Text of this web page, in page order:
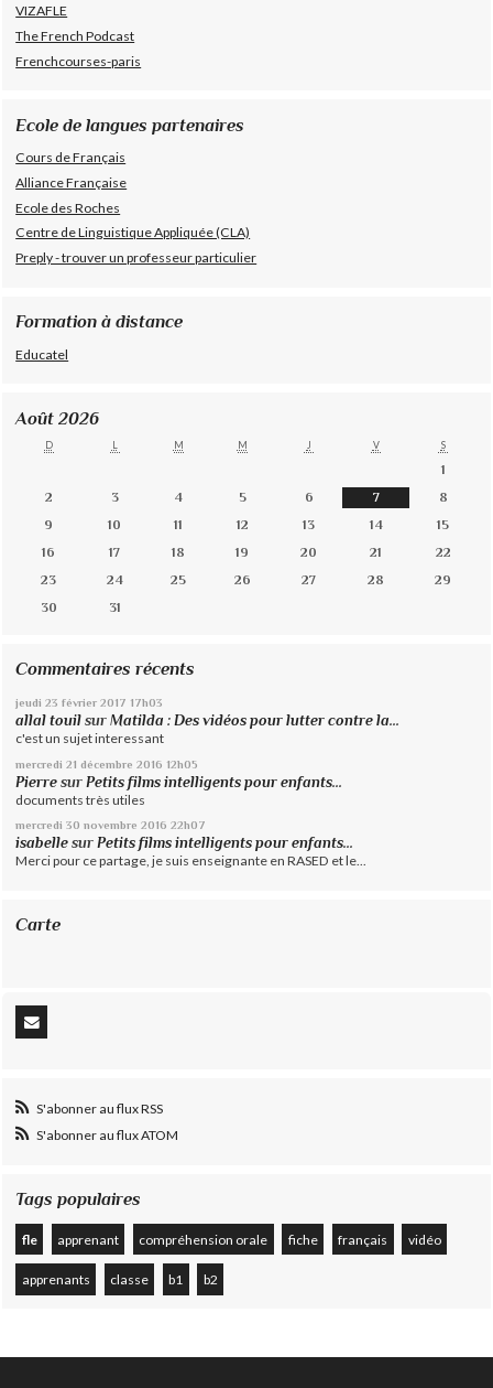
VIZAFLE
The French Podcast
Frenchcourses-paris
Ecole de langues partenaires
Cours de Français
Alliance Française
Ecole des Roches
Centre de Linguistique Appliquée (CLA)
Preply - trouver un professeur particulier
Formation à distance
Educatel
Août 2026
D L M M J V S
1
2
3 4 5 6 7
8
9
10 11 12 13 14
15
16
17 18 19 20 21
22
23
24 25 26 27 28
29
30
31
Commentaires récents
jeudi 23 février 2017 17h03
allal touil surMatilda : Des vidéos pour lutter contre la...
c'est un sujet interessant
mercredi 21 décembre 2016 12h05
Pierre surPetits films intelligents pour enfants...
documents très utiles
mercredi 30 novembre 2016 22h07
isabelle surPetits films intelligents pour enfants...
Merci pour ce partage, je suis enseignante en RASED et le...
Carte
S'abonner au flux RSS
S'abonner au flux ATOM
Tags populaires
fle apprenant compréhension orale fiche français vidéo
apprenants classe b1 b2